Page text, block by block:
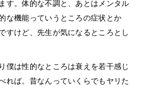
す。体的な不調と、あとはメンタル
な機能っていうところの症状とか
すけど、先生が気になるところとし
僕は性的なところは衰えを若干感じ
れば。昔なんっていくらでもヤリた